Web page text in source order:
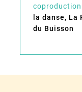
coproduction
la danse, La
du Buisson